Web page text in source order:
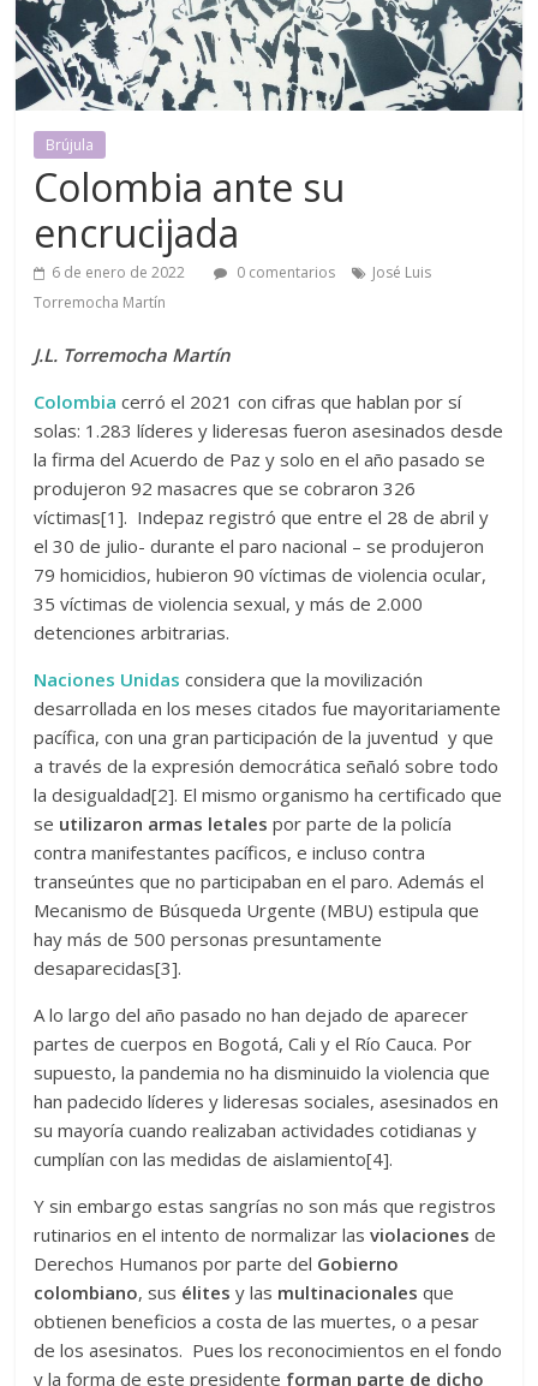
Brújula
Colombia ante su
encrucijada
6 de enero de 2022 0 comentarios
José Luis
Torremocha Martín
J.L. Torremocha Martín
Colombia cerró el 2021 con cifras que hablan por sí
solas: 1.283 líderes y lideresas fueron asesinados desde
la firma del Acuerdo de Paz y solo en el año pasado se
produjeron 92 masacres que se cobraron 326
víctimas[1]. Indepaz registró que entre el 28 de abril y
el 30 de julio- durante el paro nacional – se produjeron
79 homicidios, hubieron 90 víctimas de violencia ocular,
35 víctimas de violencia sexual, y más de 2.000
detenciones arbitrarias.
Naciones Unidas considera que la movilización
desarrollada en los meses citados fue mayoritariamente
pacífica, con una gran participación de la juventud y que
a través de la expresión democrática señaló sobre todo
la desigualdad[2]. El mismo organismo ha certificado que
se utilizaron armas letales por parte de la policía
contra manifestantes pacíficos, e incluso contra
transeúntes que no participaban en el paro. Además el
Mecanismo de Búsqueda Urgente (MBU) estipula que
hay más de 500 personas presuntamente
desaparecidas[3].
A lo largo del año pasado no han dejado de aparecer
partes de cuerpos en Bogotá, Cali y el Río Cauca. Por
supuesto, la pandemia no ha disminuido la violencia que
han padecido líderes y lideresas sociales, asesinados en
su mayoría cuando realizaban actividades cotidianas y
cumplían con las medidas de aislamiento[4].
Y sin embargo estas sangrías no son más que registros
rutinarios en el intento de normalizar lasviolaciones de
Derechos Humanos por parte del Gobierno
colombiano, sus élites y las multinacionales que
obtienen beneficios a costa de las muertes, o a pesar
de los asesinatos. Pues los reconocimientos en el fondo
y la forma de este presidente forman parte de dicho